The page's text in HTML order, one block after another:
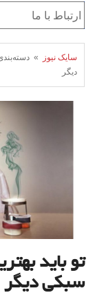
سایک نیوز
»
دیگر
تو باید
سبکی دیگر